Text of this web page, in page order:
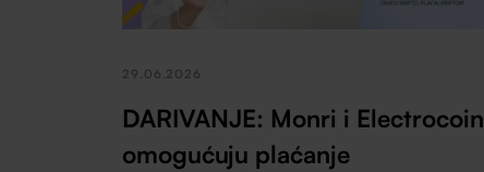
29.06.2026
DARIVANJE: Monri i Electrocoin
omogućuju plaćanje